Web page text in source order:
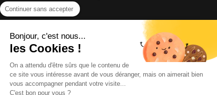
Continuer sans accepter
Bonjour, c'est nous...
les Cookies !
On a attendu d'être sûrs que le contenu de
ce site vous intéresse avant de vous déranger, mais on aimerait bien
vous accompagner pendant votre visite...
C'est bon pour vous ?
Contactez-nous !
Suivez-nous sur les réseaux